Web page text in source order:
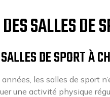
SALLES DE
DE SPORT À
années, les salles de sport
une activité physique